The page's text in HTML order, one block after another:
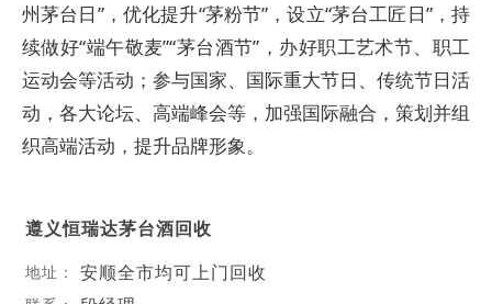
州茅台日”，优化提升“茅粉节”，设立“茅台工匠日”，持
续做好“端午敬麦”“茅台酒节”，办好职工艺术节、职工
运动会等活动；参与国家、国际重大节日、传统节日活
动，各大论坛、高端峰会等，加强国际融合，策划并组
织高端活动，提升品牌形象。
遵义恒瑞达茅台酒回收
地址： 安顺全市均可上门回收